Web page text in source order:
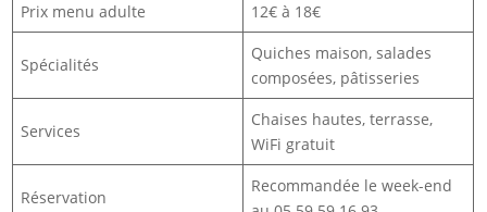
Prix menu adulte
12€ à 18€
Spécialités
Quiches maison, salades
composées, pâtisseries
Services
Chaises hautes, terrasse,
WiFi gratuit
Réservation
Recommandée le week-end